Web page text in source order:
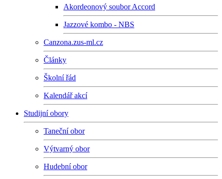
Akordeonový soubor Accord
Jazzové kombo - NBS
Canzona.zus-ml.cz
Články
Školní řád
Kalendář akcí
Studijní obory
Taneční obor
Výtvarný obor
Hudební obor